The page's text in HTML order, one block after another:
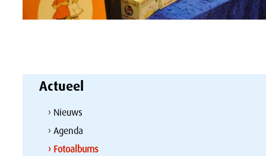
Actueel
› Nieuws
› Agenda
› Fotoalbums